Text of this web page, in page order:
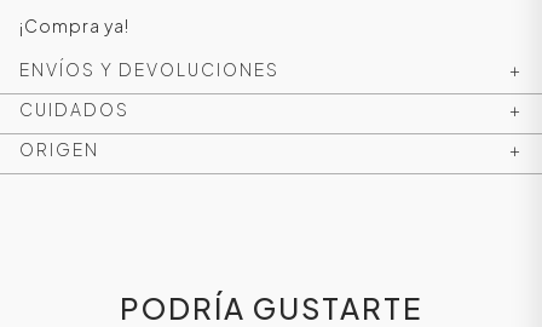
¡Compra ya!
ENVÍOS Y DEVOLUCIONES
+
CUIDADOS
+
ORIGEN
+
PODRÍA GUSTARTE